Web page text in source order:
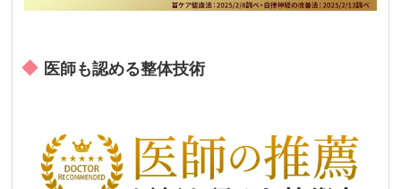
医師も認める整体技術